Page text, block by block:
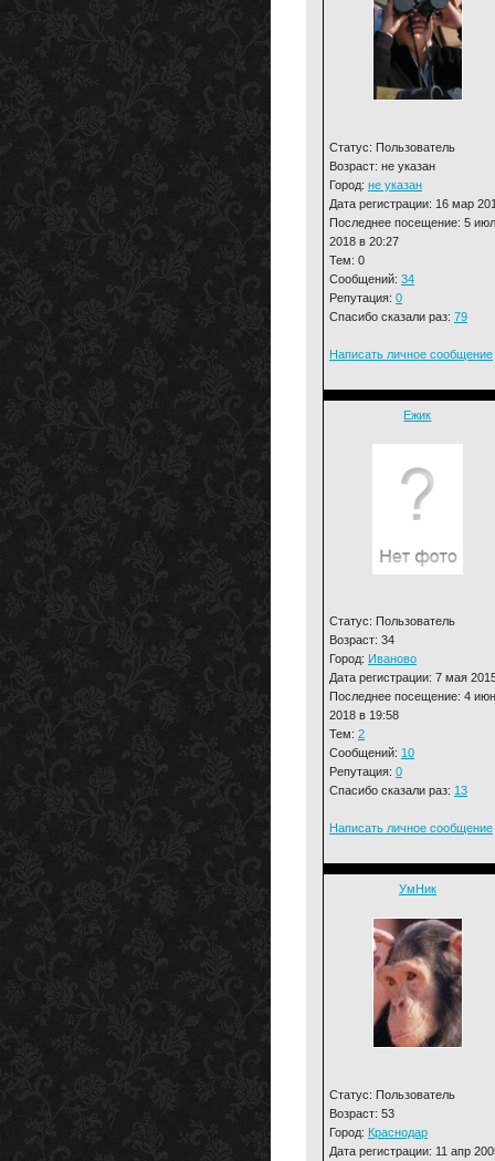
Статус: Пользователь
Возраст: не указан
Город: не указан
Дата регистрации: 16 мар
Последнее посещение: 5 июл
2018 в 20:27
Тем: 0
Сообщений: 34
Репутация: 0
Спасибо сказали раз: 79
Написать личное сообщение
Ежик
Статус: Пользователь
Возраст: 34
Город: Иваново
Дата регистрации: 7 мая
Последнее посещение: 4 июн
2018 в 19:58
Тем: 2
Сообщений: 10
Репутация: 0
Спасибо сказали раз: 13
Написать личное сообщение
УмНик
Статус: Пользователь
Возраст: 53
Город: Краснодар
Дата регистрации: 11 апр